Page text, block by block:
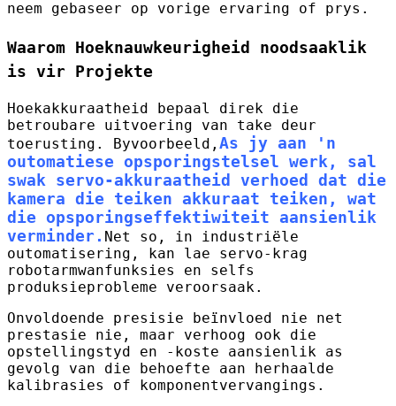
neem gebaseer op vorige ervaring of prys.
Waarom Hoeknauwkeurigheid noodsaaklik
is vir Projekte
Hoekakkuraatheid bepaal direk die
betroubare uitvoering van take deur
toerusting. Byvoorbeeld, As jy aan 'n
outomatiese opsporingstelsel werk, sal
swak servo-akkuraatheid verhoed dat die
kamera die teiken akkuraat teiken, wat
die opsporingseffektiwiteit aansienlik
verminder. Net so, in industriële
outomatisering, kan lae servo-krag
robotarmwanfunksies en selfs
produksieprobleme veroorsaak.
Onvoldoende presisie beïnvloed nie net
prestasie nie, maar verhoog ook die
opstellingstyd en -koste aansienlik as
gevolg van die behoefte aan herhaalde
kalibrasies of komponentvervangings.